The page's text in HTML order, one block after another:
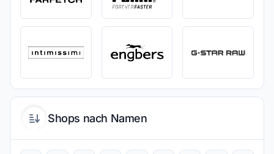
Shops nach Namen